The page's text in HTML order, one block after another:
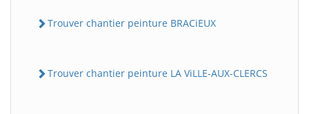
Trouver chantier peinture BRACiEUX
Trouver chantier peinture LA ViLLE-AUX-CLERCS